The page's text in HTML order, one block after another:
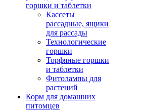
горшки и таблетки
Кассеты
рассадные, ящики
для рассады
Технологические
горшки
Торфяные горшки
и таблетки
Фитолампы для
растений
Корм для домашних
питомцев